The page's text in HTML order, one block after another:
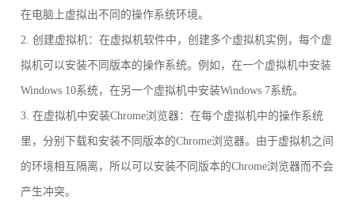
在电脑上虚拟出不同的操作系统环境。
2. 创建虚拟机：在虚拟机软件中，创建多个虚拟机实例，每个虚
拟机可以安装不同版本的操作系统。例如，在一个虚拟机中安装
Windows 10系统，在另一个虚拟机中安装Windows 7系统。
3. 在虚拟机中安装Chrome浏览器：在每个虚拟机中的操作系统
里，分别下载和安装不同版本的Chrome浏览器。由于虚拟机之间
的环境相互隔离，所以可以安装不同版本的Chrome浏览器而不会
产生冲突。